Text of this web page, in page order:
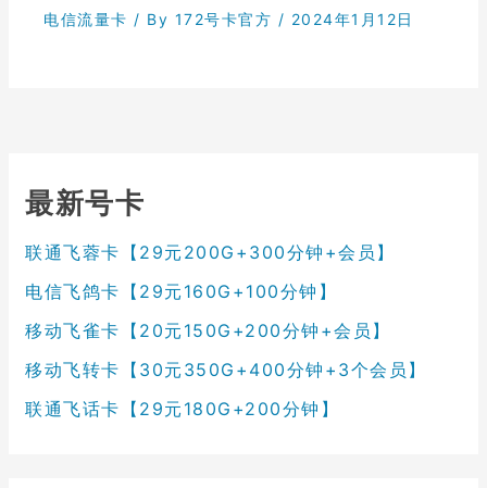
电信流量卡 / By 172号卡官方 / 2024年1月12日
最新号卡
联通飞蓉卡【29元200G+300分钟+会员】
电信飞鸽卡【29元160G+100分钟】
移动飞雀卡【20元150G+200分钟+会员】
移动飞转卡【30元350G+400分钟+3个会员】
联通飞话卡【29元180G+200分钟】